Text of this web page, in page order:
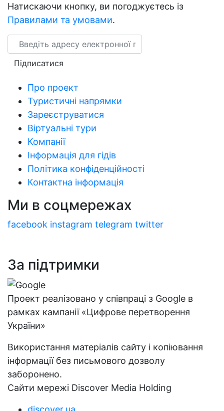
Натискаючи кнопку, ви погоджуєтесь із
Правилами та умовами.
Email
Підписатися
Про проект
Туристичні напрямки
Зареєструватися
Віртуальні тури
Компанії
Інформація для гідів
Політика конфіденційності
Контактна інформація
Ми в соцмережах
facebook instagram telegram twitter
За підтримки
Проект реалізовано у співпраці з Google в
рамках кампанії «Цифрове перетворення
України»
Використання матеріалів сайту і копіювання
інформації без письмового дозволу
заборонено.
Сайти мережі Discover Media Holding